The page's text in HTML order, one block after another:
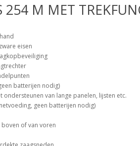
254 M MET
eisen
batterijen nodig)
van lange panelen, lijsten etc.
geen batterijen nodig)
of van voren